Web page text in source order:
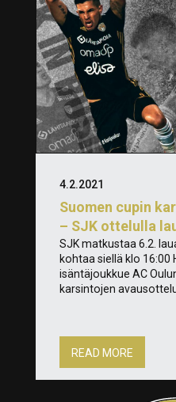
Suomen cupin
– SJK ottelulla
4.2.2021
SJK matkustaa 6.2.
kohtaa siellä klo 16:00
isäntäjoukkue AC
karsintojen
READ MORE